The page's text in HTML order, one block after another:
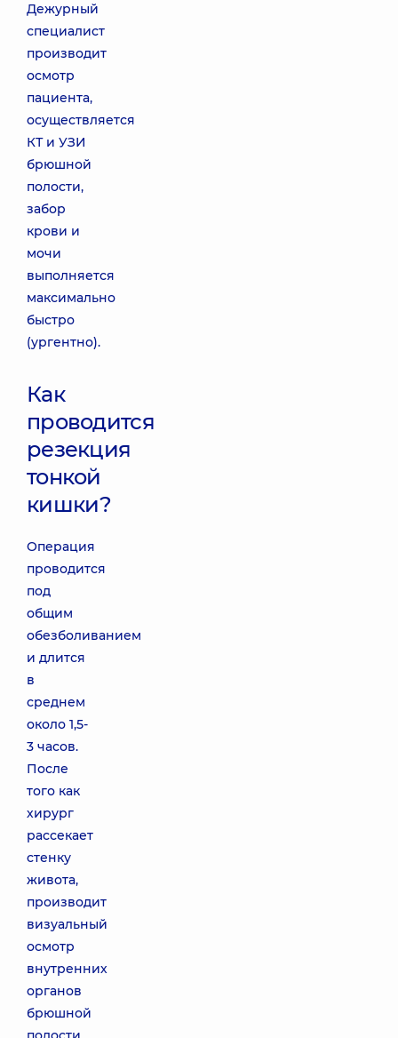
Дежурный
специалист
производит
осмотр
пациента,
осуществляется
КТ и УЗИ
брюшной
полости,
забор
крови и
мочи
выполняется
максимально
быстро
(ургентно).
Как
проводится
резекция
тонкой
кишки?
Операция
проводится
под
общим
обезболиванием
и длится
в
среднем
около 1,5-
3 часов.
После
того как
хирург
рассекает
стенку
живота,
производит
визуальный
осмотр
внутренних
органов
брюшной